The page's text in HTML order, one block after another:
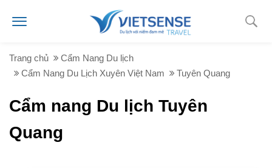
Trang chủ
Cẩm Nang Du lịch
Cẩm Nang Du Lịch Xuyên Việt Nam
Tuyên Quang
Cẩm nang Du lịch Tuyên
Quang